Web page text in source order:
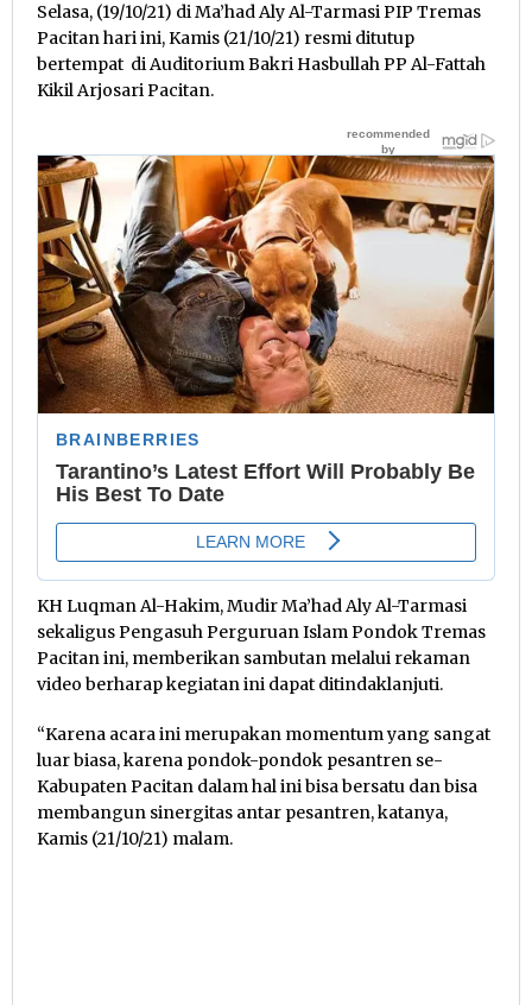
Selasa, (19/10/21) di Ma’had Aly Al-Tarmasi PIP Tremas
Pacitan hari ini, Kamis (21/10/21) resmi ditutup
bertempat di Auditorium Bakri Hasbullah PP Al-Fattah
Kikil Arjosari Pacitan.
KH Luqman Al-Hakim, Mudir Ma’had Aly Al-Tarmasi
sekaligus Pengasuh Perguruan Islam Pondok Tremas
Pacitan ini, memberikan sambutan melalui rekaman
video berharap kegiatan ini dapat ditindaklanjuti.
“Karena acara ini merupakan momentum yang sangat
luar biasa, karena pondok-pondok pesantren se-
Kabupaten Pacitan dalam hal ini bisa bersatu dan bisa
membangun sinergitas antar pesantren, katanya,
Kamis (21/10/21) malam.